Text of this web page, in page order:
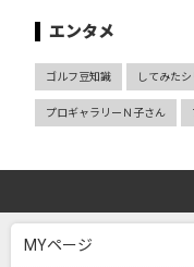
エンタメ
ゴルフ豆知識 してみた
プロギャラリーＮ子さん
MYページ